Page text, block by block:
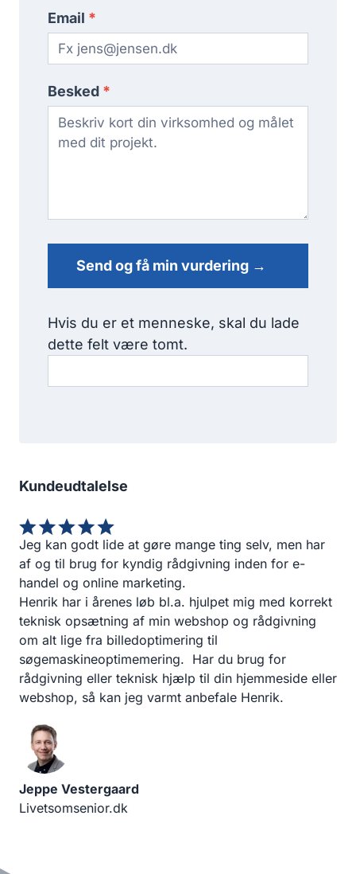
Email *
Besked *
Send og få min vurdering →
Hvis du er et menneske, skal du lade
dette felt være tomt.
Kundeudtalelse
Jeg kan godt lide at gøre mange ting selv, men har
af og til brug for kyndig rådgivning inden for e-
handel og online marketing.
Henrik har i årenes løb bl.a. hjulpet mig med korrekt
teknisk opsætning af min webshop og rådgivning
om alt lige fra billedoptimering til
søgemaskineoptimemering. Har du brug for
rådgivning eller teknisk hjælp til din hjemmeside eller
webshop, så kan jeg varmt anbefale Henrik.
Jeppe Vestergaard
Livetsomsenior.dk